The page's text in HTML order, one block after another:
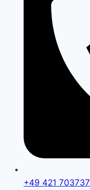
+49 421 703737